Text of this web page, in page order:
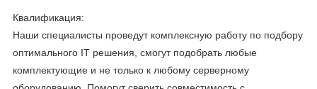
Квалификация:
Наши специалисты проведут комплексную работу по подбору
оптимального IT решения, смогут подобрать любые
комплектующие и не только к любому серверному